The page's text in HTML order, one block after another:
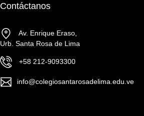
Contáctanos
Av. Enrique Eraso,
Urb. Santa Rosa de Lima
+58 212-9093300
info@colegiosantarosadelima.edu.ve